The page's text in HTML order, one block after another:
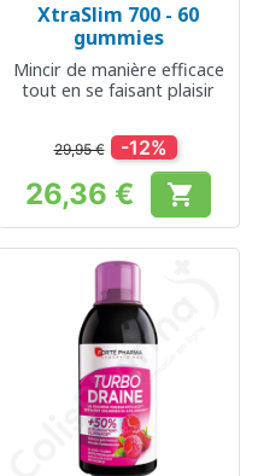
XtraSlim 700 - 60
gummies
Mincir de manière efficace
tout en se faisant plaisir
29,95 € -12%
Prix
26,36 € 